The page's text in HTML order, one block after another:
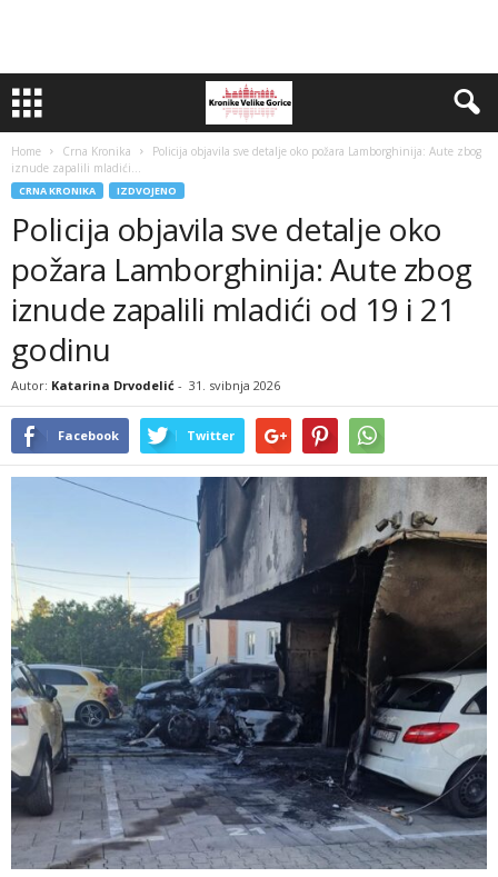
Home Crna Kronika
Policija objavila sve detalje oko požara Lamborghinija: Aute zbog
iznude zapalili mladići...
CRNA KRONIKA IZDVOJENO
Policija objavila sve detalje oko
požara Lamborghinija: Aute zbog
iznude zapalili mladići od 19 i 21
godinu
Autor: Katarina Drvodelić - 31. svibnja 2026
Facebook Twitter